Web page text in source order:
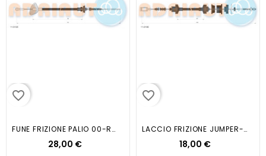
favorite_border
FUNE FRIZIONE PALIO 00-RITMO...
28,00 €
favorite_border
LACCIO FRIZIONE JUMPER-DUCATO-BOXER
18,00 €